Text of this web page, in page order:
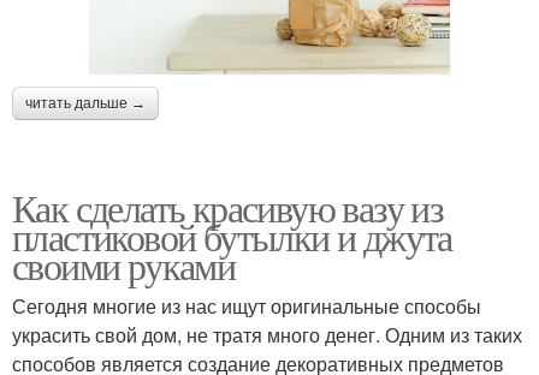
читать дальше →
Как сделать красивую вазу из
пластиковой бутылки и джута
своими руками
Сегодня многие из нас ищут оригинальные способы
украсить свой дом, не тратя много денег. Одним из таких
способов является создание декоративных предметов